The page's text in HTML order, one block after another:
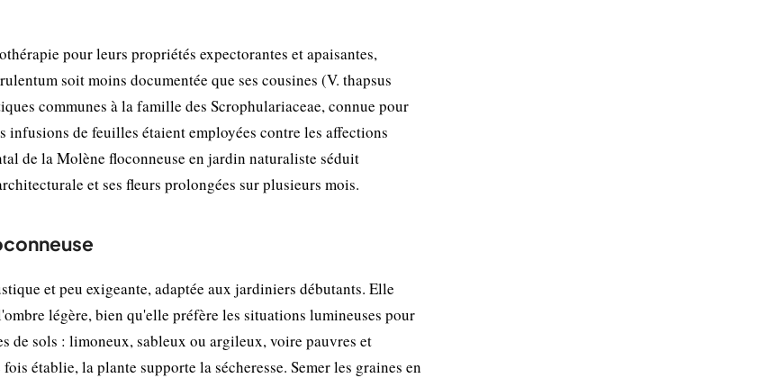
pour leurs propriétés expectorantes et apaisantes,
soit moins documentée que ses cousines (V. thapsus
communes à la famille des Scrophulariaceae, connue pour
de feuilles étaient employées contre les affections
de la Molène floconneuse en jardin naturaliste séduit
et ses fleurs prolongées sur plusieurs mois.
et peu exigeante, adaptée aux jardiniers débutants. Elle
légère, bien qu'elle préfère les situations lumineuses pour
de sols : limoneux, sableux ou argileux, voire pauvres et
établie, la plante supporte la sécheresse. Semer les graines en